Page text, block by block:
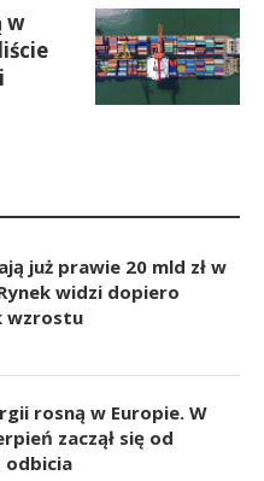
w
już prawie 20 mld zł w
widzi dopiero
wzrostu
rosną w Europie. W
zaczął się od
odbicia